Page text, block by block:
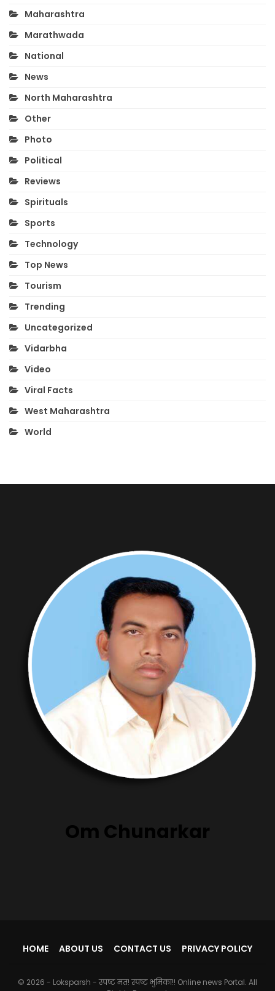
Maharashtra
Marathwada
National
News
North Maharashtra
Other
Photo
Political
Reviews
Spirituals
Sports
Technology
Top News
Tourism
Trending
Uncategorized
Vidarbha
Video
Viral Facts
West Maharashtra
World
Om Chunarkar
HOME ABOUT US CONTACT US PRIVACY POLICY
© 2026 - Loksparsh - स्पष्ट मत! स्पष्ट भुमिका!! Online news Portal. All